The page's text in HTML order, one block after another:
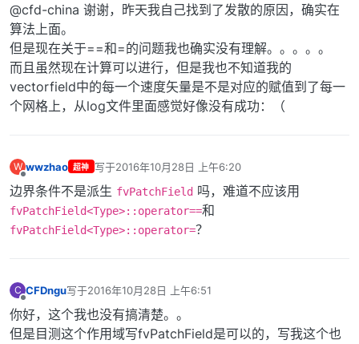
@cfd-china 谢谢，昨天我自己找到了发散的原因，确实在
算法上面。
但是现在关于==和=的问题我也确实没有理解。。。。。
而且虽然现在计算可以进行，但是我也不知道我的
vectorfield中的每一个速度矢量是不是对应的赋值到了每一
个网格上，从log文件里面感觉好像没有成功：（
W
离线
wwzhao 超神 写于2016年10月28日 上午6:20
最后由 编辑
边界条件不是派生 fvPatchField 吗，难道不应该用
fvPatchField<Type>::operator==和
fvPatchField<Type>::operator=？
C
离线
CFDngu写于2016年10月28日 上午6:51
最后由 编辑
你好，这个我也没有搞清楚。。
但是目测这个作用域写fvPatchField是可以的，写我这个也